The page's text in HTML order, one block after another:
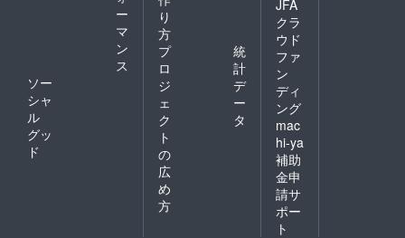
ー
マ
ン
ス
ソー
シャ
ル
グッ
ド
り
方
プ
ロ
ジ
ェ
ク
ト
の
広
め
方
統
計
デ
ー
タ
JFA
クラ
ウド
ファ
ン
ディ
ング
mac
hi-ya
補助
金申
請サ
ポー
ト